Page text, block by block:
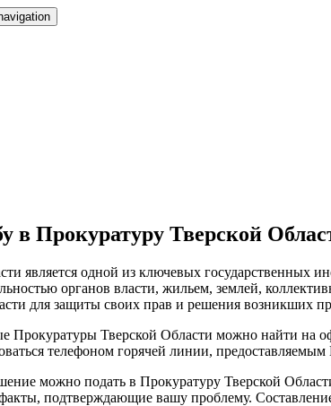
в Прокуратуру Тверской
является одной из ключевых государственных
органов власти, жильем, землей,
для защиты своих прав и решения возникших
Прокуратуры Тверской Области можно найти на
телефоном горячей линии,
можно подать в Прокуратуру Тверской
подтверждающие вашу проблему.